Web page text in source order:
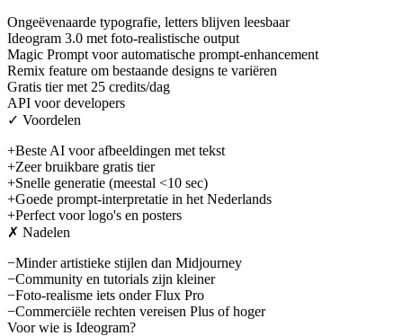
Ongeëvenaarde typografie, letters blijven leesbaar
Ideogram 3.0 met foto-realistische output
Magic Prompt voor automatische prompt-enhancement
Remix feature om bestaande designs te variëren
Gratis tier met 25 credits/dag
API voor developers
✓ Voordelen
+Beste AI voor afbeeldingen met tekst
+Zeer bruikbare gratis tier
+Snelle generatie (meestal <10 sec)
+Goede prompt-interpretatie in het Nederlands
+Perfect voor logo's en posters
✗ Nadelen
−Minder artistieke stijlen dan Midjourney
−Community en tutorials zijn kleiner
−Foto-realisme iets onder Flux Pro
−Commerciële rechten vereisen Plus of hoger
Voor wie is Ideogram?